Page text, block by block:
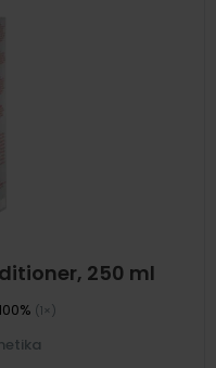
250 ml
(1×)